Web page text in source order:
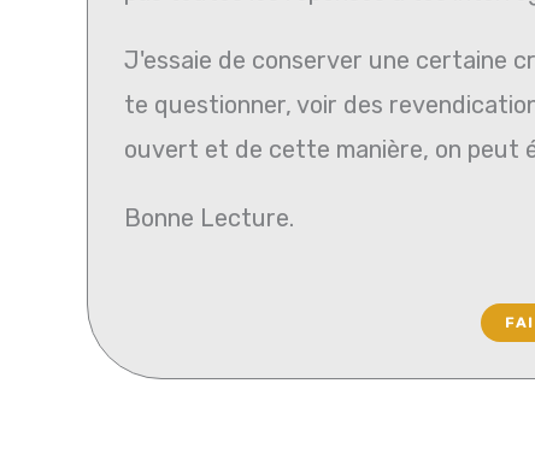
J'essaie de conserver une certaine
te questionner, voir des
ouvert et de cette manière, on peut
Bonne Lecture.